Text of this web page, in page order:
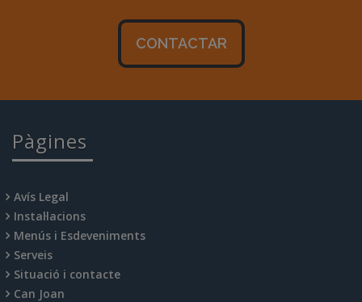
CONTACTAR
Pàgines
Avís Legal
Instal·lacions
Menús i Esdeveniments
Serveis
Situació i contacte
Can Joan